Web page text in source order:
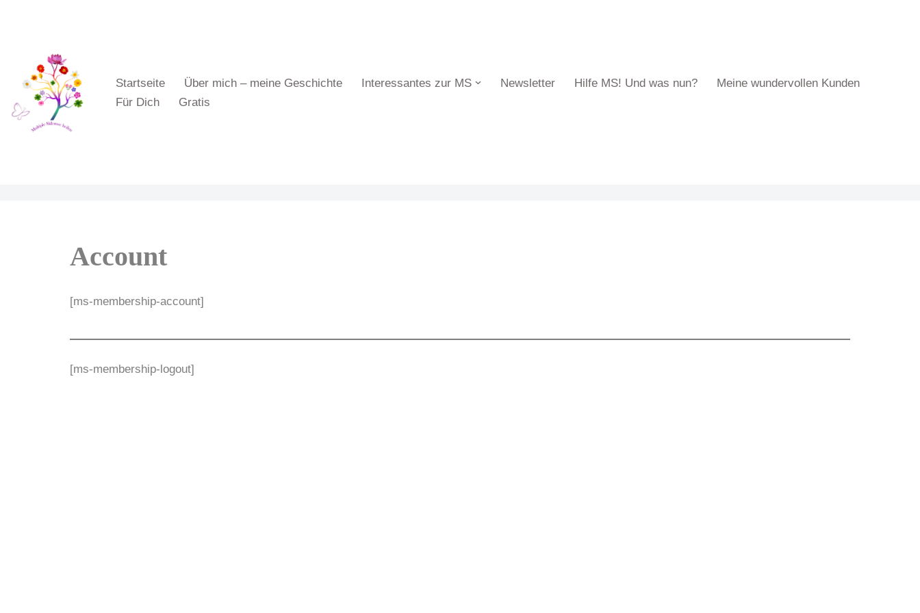
springen
Startseite Über mich – meine Geschichte Interessantes zur MS Newsletter Hilfe MS! Und was nun?
Meine wundervollen Kunden
Für Dich
Gratis
Account
[ms-membership-account]
[ms-membership-logout]